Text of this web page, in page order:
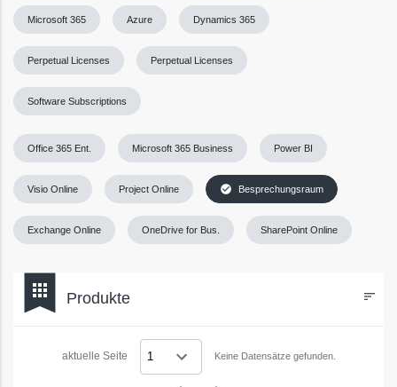
Office 365 Ent. Microsoft 365 Business Power BI
Visio Online Project Online check_circle Besprechungsraum
Exchange Online OneDrive for Bus. SharePoint Online
Microsoft 365 Azure Dynamics 365
Perpetual Licenses Perpetual Licenses
Software Subscriptions
bookmark
apps Produkte sort
aktuelle Seite Keine Datensätze gefunden.